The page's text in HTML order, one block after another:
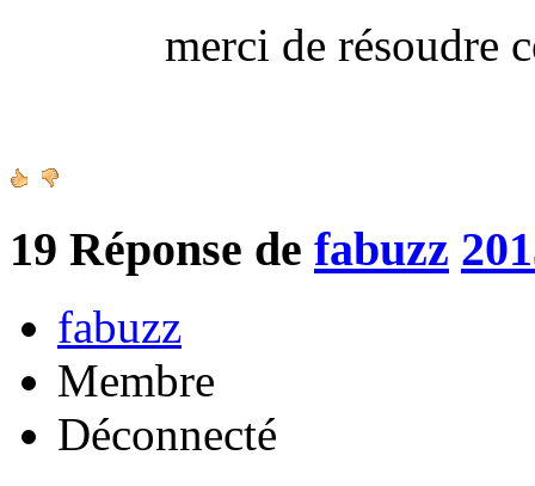
merci de résoudre ce
19 Réponse de fabuzz
fabuzz
Membre
Déconnecté